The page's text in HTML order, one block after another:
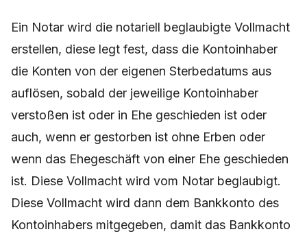
Ein Notar wird die notariell beglaubigte Vollmacht
erstellen, diese legt fest, dass die Kontoinhaber
die Konten von der eigenen Sterbedatums aus
auflösen, sobald der jeweilige Kontoinhaber
verstoßen ist oder in Ehe geschieden ist oder
auch, wenn er gestorben ist ohne Erben oder
wenn das Ehegeschäft von einer Ehe geschieden
ist. Diese Vollmacht wird vom Notar beglaubigt.
Diese Vollmacht wird dann dem Bankkonto des
Kontoinhabers mitgegeben, damit das Bankkonto